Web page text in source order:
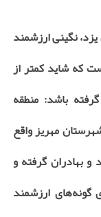
نگینی ارزشمند
که شاید کمتر از
باشد: منطقه
مهریز واقع
بهادران گرفته و
گونه‌های ارزشمند